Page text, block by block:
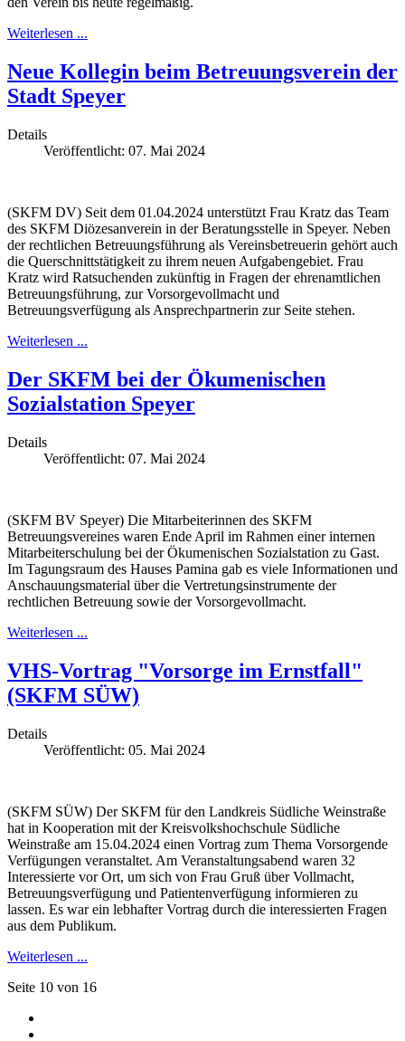
Weiterlesen ...
Neue Kollegin beim Betreuungsverein der
Stadt Speyer
Details
Veröffentlicht: 07. Mai 2024
(SKFM DV) Seit dem 01.04.2024 unterstützt Frau Kratz das Team
des SKFM Diözesanverein in der Beratungsstelle in Speyer. Neben
der rechtlichen Betreuungsführung als Vereinsbetreuerin gehört auch
die Querschnittstätigkeit zu ihrem neuen Aufgabengebiet. Frau
Kratz wird Ratsuchenden zukünftig in Fragen der ehrenamtlichen
Betreuungsführung, zur Vorsorgevollmacht und
Betreuungsverfügung als Ansprechpartnerin zur Seite stehen.
Weiterlesen ...
Der SKFM bei der Ökumenischen
Sozialstation Speyer
Details
Veröffentlicht: 07. Mai 2024
(SKFM BV Speyer) Die Mitarbeiterinnen des SKFM
Betreuungsvereines waren Ende April im Rahmen einer internen
Mitarbeiterschulung bei der Ökumenischen Sozialstation zu Gast.
Im Tagungsraum des Hauses Pamina gab es viele Informationen und
Anschauungsmaterial über die Vertretungsinstrumente der
rechtlichen Betreuung sowie der Vorsorgevollmacht.
Weiterlesen ...
VHS-Vortrag "Vorsorge im Ernstfall"
(SKFM SÜW)
Details
Veröffentlicht: 05. Mai 2024
(SKFM SÜW) Der SKFM für den Landkreis Südliche Weinstraße
hat in Kooperation mit der Kreisvolkshochschule Südliche
Weinstraße am 15.04.2024 einen Vortrag zum Thema Vorsorgende
Verfügungen veranstaltet. Am Veranstaltungsabend waren 32
Interessierte vor Ort, um sich von Frau Gruß über Vollmacht,
Betreuungsverfügung und Patientenverfügung informieren zu
lassen. Es war ein lebhafter Vortrag durch die interessierten Fragen
aus dem Publikum.
Weiterlesen ...
Seite 10 von 16